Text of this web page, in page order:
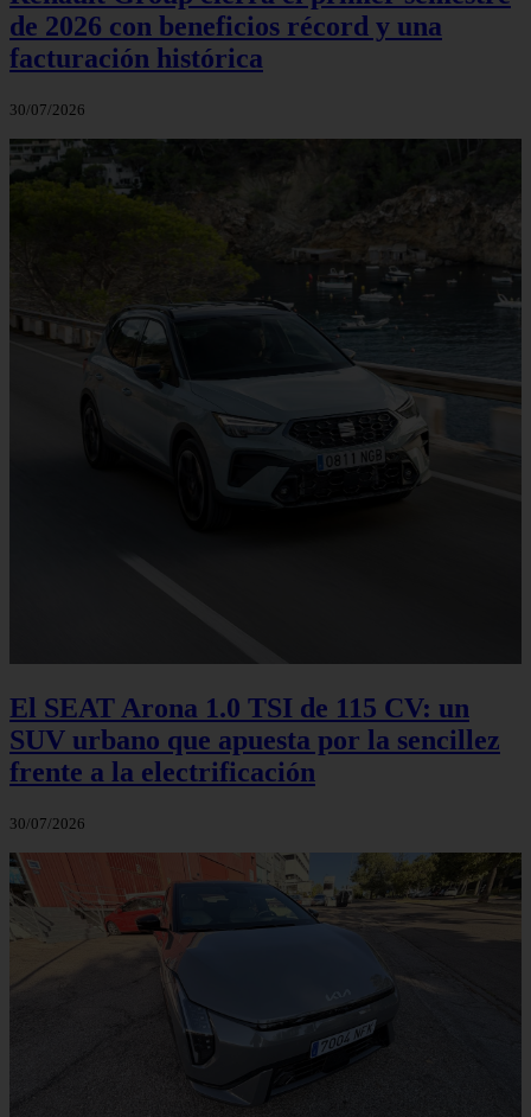
de 2026 con beneficios récord y una
facturación histórica
30/07/2026
El SEAT Arona 1.0 TSI de 115 CV: un
SUV urbano que apuesta por la sencillez
frente a la electrificación
30/07/2026